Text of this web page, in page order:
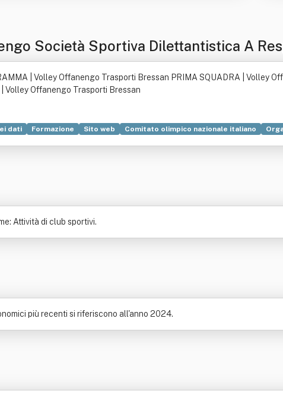
Società Sportiva Dilettantistica A
| Volley Offanengo Trasporti Bressan PRIMA SQUADRA | Volley
Volley Offanengo Trasporti Bressan
dati Formazione Sito web Comitato olimpico nazionale italiano
Attività di club sportivi.
più recenti si riferiscono all'anno 2024.